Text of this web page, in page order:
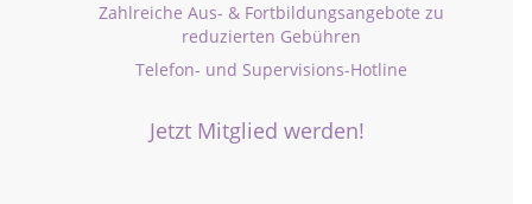
Zahlreiche Aus- & Fortbildungsangebote zu
reduzierten Gebühren
Telefon- und Supervisions-Hotline
Jetzt Mitglied werden!